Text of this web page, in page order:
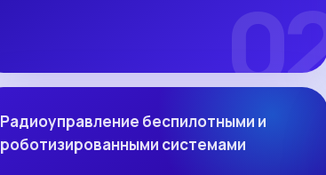
Радиоуправление беспилотными и
роботизированными системами